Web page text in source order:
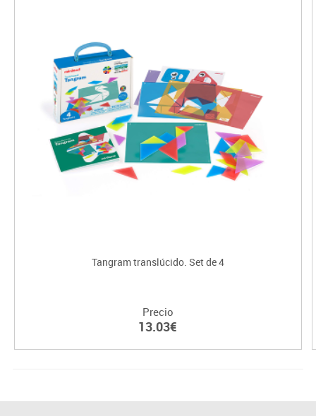
Tangram translúcido. Set de 4
Precio
13.03€